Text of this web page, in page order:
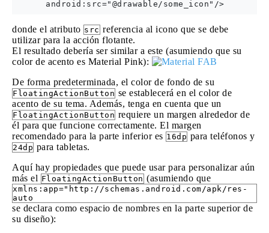
donde el atributo src referencia al icono que se debe
utilizar para la acción flotante.
El resultado debería ser similar a este (asumiendo que su
color de acento es Material Pink):
De forma predeterminada, el color de fondo de su
FloatingActionButton se establecerá en el color de
acento de su tema. Además, tenga en cuenta que un
FloatingActionButton requiere un margen alrededor de
él para que funcione correctamente. El margen
recomendado para la parte inferior es 16dp para teléfonos y
24dp para tabletas.
Aquí hay propiedades que puede usar para personalizar aún
más el FloatingActionButton (asumiendo que
xmlns:app="http://schemas.android.com/apk/res-
auto
se declara como espacio de nombres en la parte superior de
su diseño):